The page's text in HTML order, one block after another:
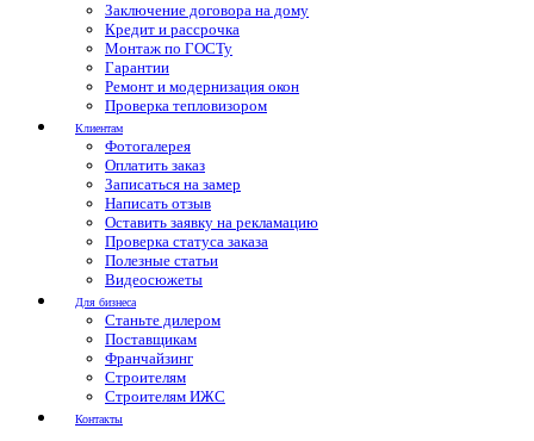
Заключение договора на дому
Кредит и рассрочка
Монтаж по ГОСТу
Гарантии
Ремонт и модернизация окон
Проверка тепловизором
Клиентам
Фотогалерея
Оплатить заказ
Записаться на замер
Написать отзыв
Оставить заявку на рекламацию
Проверка статуса заказа
Полезные статьи
Видеосюжеты
Для бизнеса
Станьте дилером
Поставщикам
Франчайзинг
Строителям
Строителям ИЖС
Контакты